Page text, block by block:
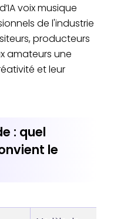
voix musique
de l'industrie
producteurs
amateurs une
et leur
: quel
le